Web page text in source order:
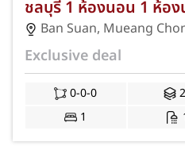
ชลบุรี 1 ห้องนอน 1 ห้อ
21 ตร.ม. NKA-VP51-
Ban Suan, Mueang
Exclusive deal
0-0-0
1